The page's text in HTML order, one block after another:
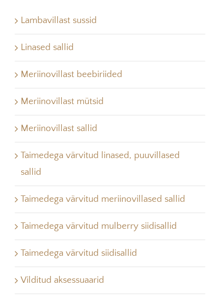
Lambavillast sussid
Linased sallid
Meriinovillast beebiriided
Meriinovillast mütsid
Meriinovillast sallid
Taimedega värvitud linased, puuvillased
sallid
Taimedega värvitud meriinovillased sallid
Taimedega värvitud mulberry siidisallid
Taimedega värvitud siidisallid
Vilditud aksessuaarid